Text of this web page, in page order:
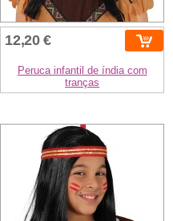
12,20 €
Peruca infantil de índia com
tranças